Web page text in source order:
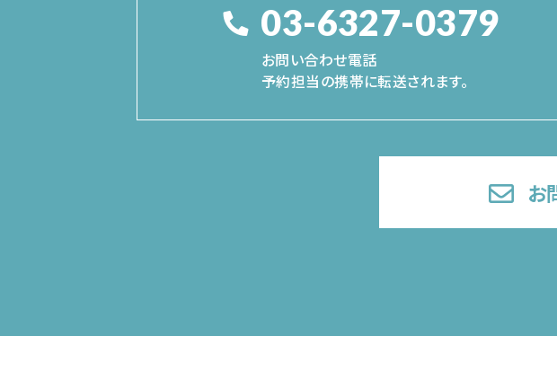
03-6327-0379
お問い合わせ電話
予約担当の携帯に転送されます。
お